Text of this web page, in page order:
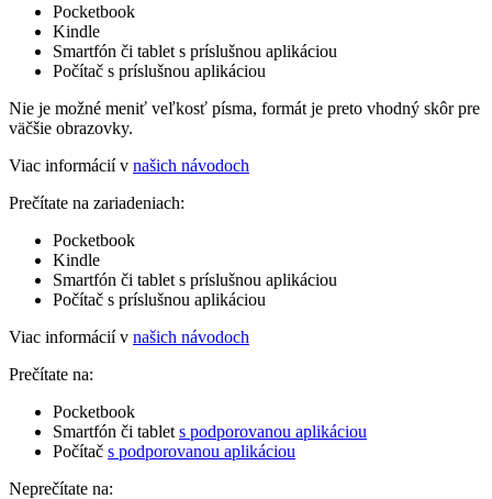
Pocketbook
Kindle
Smartfón či tablet s príslušnou aplikáciou
Počítač s príslušnou aplikáciou
Nie je možné meniť veľkosť písma, formát je preto vhodný skôr pre
väčšie obrazovky.
Viac informácií v našich návodoch
Prečítate na zariadeniach:
Pocketbook
Kindle
Smartfón či tablet s príslušnou aplikáciou
Počítač s príslušnou aplikáciou
Viac informácií v našich návodoch
Prečítate na:
Pocketbook
Smartfón či tablet s podporovanou aplikáciou
Počítač s podporovanou aplikáciou
Neprečítate na: